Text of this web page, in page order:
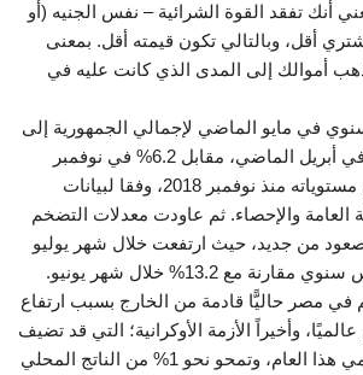
أنك تفقد القوة الشرائية – نفس الجنيه (أو
أقل، وبالتالي تكون قيمته أقل. بمعنى
أموالك إلى المدى الذي كانت عليه في
في مايو الماضي لإجمالي الجمهورية إلى
15.3% مقابل 14.9% في أبريل الماضي، مقابل 6.2% في نوفمبر
الماضي، مسجلا أعلى مستوياته منذ نوفمبر 2018، وفقا لبيانات
العامة والإحصاء. ثم عاودت معدلات التضخم
من جديد، حيث ارتفعت خلال شهر يوليو
إلى 13.6% على أساس سنوي مقارنة مع 13.2% خلال شهر يونيو.
في مصر حاليًّا قادمة من الخارج بسبب ارتفاع
وأخيراً الأزمة الأوكرانية؛ التي قد تضيف
3% إلى التضخم العالمي هذا العام، وتمحو نحو 1% من الناتج المحلي